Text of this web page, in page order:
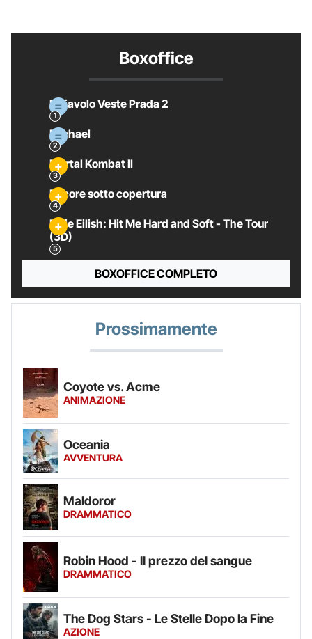
Boxoffice
Il Diavolo Veste Prada 2
Michael
Mortal Kombat II
Pecore sotto copertura
Billie Eilish: Hit Me Hard and Soft - The Tour
(3D)
BOXOFFICE COMPLETO
Prossimamente
Coyote vs. Acme
ANIMAZIONE
Oceania
AVVENTURA
Maldoror
DRAMMATICO
Robin Hood - Il prezzo del sangue
DRAMMATICO
The Dog Stars - Le Stelle Dopo la Fine
AZIONE